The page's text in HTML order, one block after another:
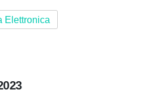
Elettronica